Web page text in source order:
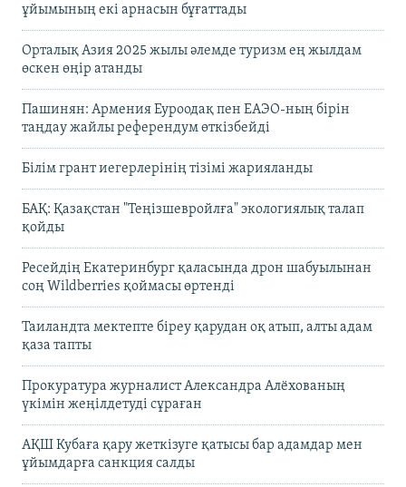
ұйымының екі арнасын бұғаттады
Орталық Азия 2025 жылы әлемде туризм ең жылдам
өскен өңір атанды
Пашинян: Армения Еуроодақ пен ЕАЭО-ның бірін
таңдау жайлы референдум өткізбейді
Білім грант иегерлерінің тізімі жарияланды
БАҚ: Қазақстан "Теңізшевройлға" экологиялық талап
қойды
Ресейдің Екатеринбург қаласында дрон шабуылынан
соң Wildberries қоймасы өртенді
Таиландта мектепте біреу қарудан оқ атып, алты адам
қаза тапты
Прокуратура журналист Александра Алёхованың
үкімін жеңілдетуді сұраған
АҚШ Кубаға қару жеткізуге қатысы бар адамдар мен
ұйымдарға санкция салды